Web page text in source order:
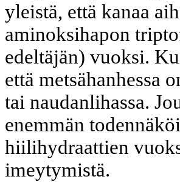
yleistä, että kanaa
aminoksihapon
edeltäjän) vuoksi.
että metsähanhessa
tai naudanlihassa.
enemmän
hiilihydraattien
imeytymistä.